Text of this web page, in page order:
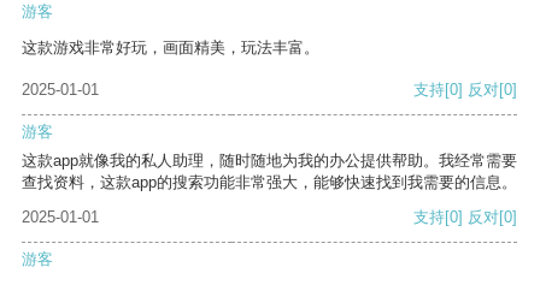
游客
这款游戏非常好玩，画面精美，玩法丰富。
2025-01-01 支持[0] 反对[0]
游客
这款app就像我的私人助理，随时随地为我的办公提供帮助。我经常需要
查找资料，这款app的搜索功能非常强大，能够快速找到我需要的信息。
2025-01-01
支持[0] 反对[0]
游客